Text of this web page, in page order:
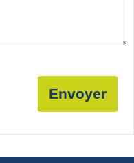
Envoyer